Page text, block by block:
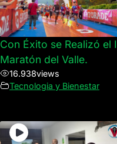
Con Éxito se Realizó el I
Maratón del Valle.
16.938views
Tecnologia y Bienestar